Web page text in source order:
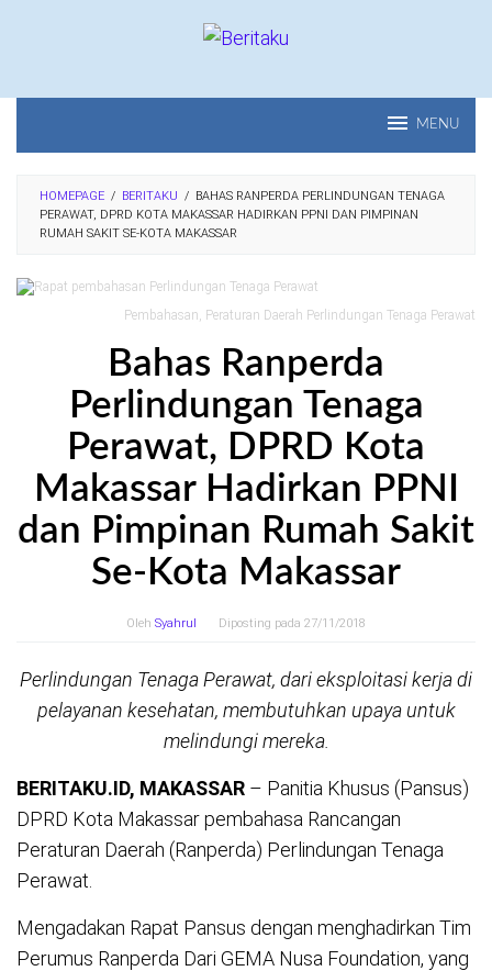
MENU
HOMEPAGE / BERITAKU /
BAHAS RANPERDA PERLINDUNGAN TENAGA
PERAWAT, DPRD KOTA MAKASSAR HADIRKAN PPNI DAN PIMPINAN
RUMAH SAKIT SE-KOTA MAKASSAR
Pembahasan, Peraturan Daerah Perlindungan Tenaga Perawat
Bahas Ranperda
Perlindungan Tenaga
Perawat, DPRD Kota
Makassar Hadirkan PPNI
dan Pimpinan Rumah Sakit
Se-Kota Makassar
Oleh Syahrul Diposting pada 27/11/2018
Perlindungan Tenaga Perawat, dari eksploitasi kerja di
pelayanan kesehatan, membutuhkan upaya untuk
melindungi mereka.
BERITAKU.ID, MAKASSAR – Panitia Khusus (Pansus)
DPRD Kota Makassar pembahasa Rancangan
Peraturan Daerah (Ranperda) Perlindungan Tenaga
Perawat.
Mengadakan Rapat Pansus dengan menghadirkan Tim
Perumus Ranperda Dari GEMA Nusa Foundation, yang